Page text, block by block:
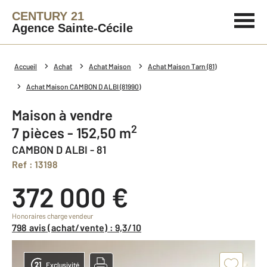
CENTURY 21
Agence Sainte-Cécile
Accueil Achat Achat Maison Achat Maison Tarn (81)
Achat Maison CAMBON D ALBI (81990)
Maison à vendre
7 pièces - 152,50 m2
CAMBON D ALBI - 81
Ref : 13198
372 000 €
Honoraires charge vendeur
798 avis (achat/vente) : 9,3/10
Exclusivité